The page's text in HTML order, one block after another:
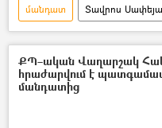
մանդատ
Տավրոս
Ընտրություններ
Ազգային ժողովի
ՔՊ–ական Վաղարշակ
հրաժարվում է
մանդատից